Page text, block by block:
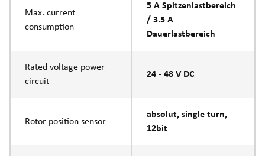
Max. current
consumption
5 A Spitzenlastbereich
/ 3.5 A
Dauerlastbereich
Rated voltage power
circuit
24 - 48 V DC
Rotor position sensor
absolut, single turn,
12bit